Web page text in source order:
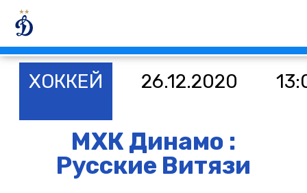
ХОККЕЙ 26.12.2020
МХК Динамо :
Русские Витязи